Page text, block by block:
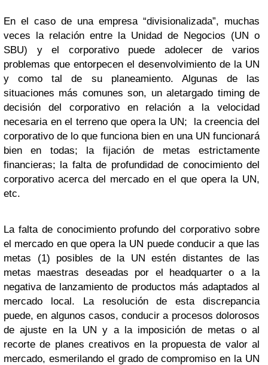
En el caso de una empresa “divisionalizada”, muchas
veces la relación entre la Unidad de Negocios (UN o
SBU) y el corporativo puede adolecer de varios
problemas que entorpecen el desenvolvimiento de la UN
y como tal de su planeamiento. Algunas de las
situaciones más comunes son, un aletargado timing de
decisión del corporativo en relación a la velocidad
necesaria en el terreno que opera la UN; la creencia del
corporativo de lo que funciona bien en una UN funcionará
bien en todas; la fijación de metas estrictamente
financieras; la falta de profundidad de conocimiento del
corporativo acerca del mercado en el que opera la UN,
etc.
La falta de conocimiento profundo del corporativo sobre
el mercado en que opera la UN puede conducir a que las
metas (1) posibles de la UN estén distantes de las
metas maestras deseadas por el headquarter o a la
negativa de lanzamiento de productos más adaptados al
mercado local. La resolución de esta discrepancia
puede, en algunos casos, conducir a procesos dolorosos
de ajuste en la UN y a la imposición de metas o al
recorte de planes creativos en la propuesta de valor al
mercado, esmerilando el grado de compromiso en la UN